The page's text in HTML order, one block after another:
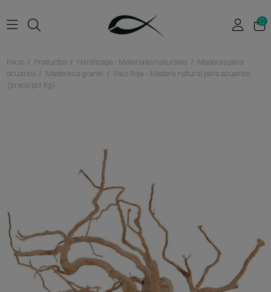
0
Inicio Productos Hardscape - Materiales naturales
Maderas para
acuarios
Maderas a granel
Raíz Roja – Madera natural para acuarios
(precio por Kg)